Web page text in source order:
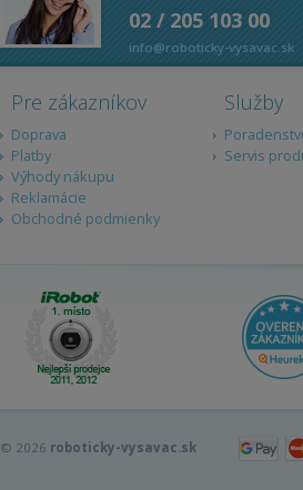
02 / 205 103 00
info@roboticky-vysavac.sk
Pre zákazníkov
Doprava
Platby
Výhody nákupu
Reklamácie
Obchodné podmienky
Služby
Servis
© 2026 roboticky-vysavac.sk